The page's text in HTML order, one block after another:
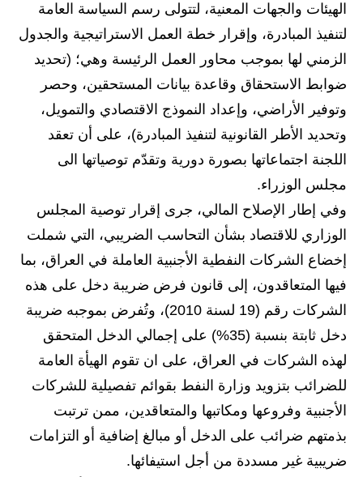
المرحلة المتوسطة
المرحلة الاعدادية
كتب مدرسية
المرحلة الابتدائية
المرحلة المتوسطة
المرحلة الاعدادية
ملازم دراسية
المرحلة المتوسطة
المرحلة الاعدادية
دروس
المرحلة الابتدائية
المرحلة المتوسطة
الهيئات والجهات المعنية، لتتولى رسم السياسة العامة
لتنفيذ المبادرة، وإقرار خطة العمل الاستراتيجية والجدول
الزمني لها بموجب محاور العمل الرئيسة وهي؛ (تحديد
ضوابط الاستحقاق وقاعدة بيانات المستحقين، وحصر
وتوفير الأراضي، وإعداد النموذج الاقتصادي والتمويل،
وتحديد الأطر القانونية لتنفيذ المبادرة)، على أن تعقد
اللجنة اجتماعاتها بصورة دورية وتقدّم توصياتها الى
مجلس الوزراء.
وفي إطار الإصلاح المالي، جرى إقرار توصية المجلس
الوزاري للاقتصاد بشأن التحاسب الضريبي، التي شملت
إخضاع الشركات النفطية الأجنبية العاملة في العراق، بما
فيها المتعاقدون، إلى قانون فرض ضريبة دخل على هذه
الشركات رقم (19 لسنة 2010)، وتُفرض بموجبه ضريبة
دخل ثابتة بنسبة (35%) على إجمالي الدخل المتحقق
لهذه الشركات في العراق، على ان تقوم الهيأة العامة
للضرائب بتزويد وزارة النفط بقوائم تفصيلية للشركات
الأجنبية وفروعها ومكاتبها والمتعاقدين، ممن ترتبت
بذمتهم ضرائب على الدخل أو مبالغ إضافية أو التزامات
ضريبية غير مسددة من أجل استيفائها.